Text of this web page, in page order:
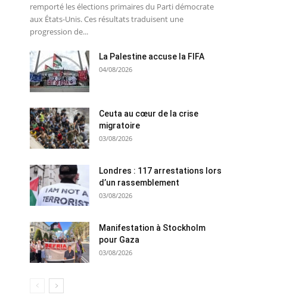
remporté les élections primaires du Parti démocrate
aux États-Unis. Ces résultats traduisent une
progression de...
La Palestine accuse la FIFA
04/08/2026
Ceuta au cœur de la crise
migratoire
03/08/2026
Londres : 117 arrestations lors
d’un rassemblement
03/08/2026
Manifestation à Stockholm
pour Gaza
03/08/2026